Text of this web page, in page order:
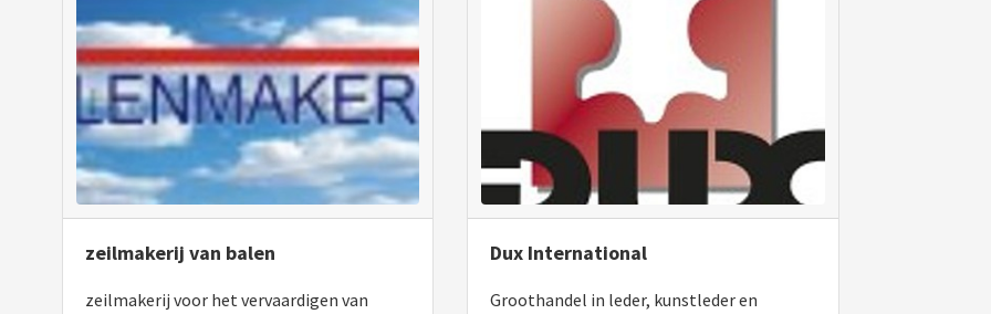
zeilmakerij van balen
zeilmakerij voor het vervaardigen van
Dux International
Groothandel in leder, kunstleder en